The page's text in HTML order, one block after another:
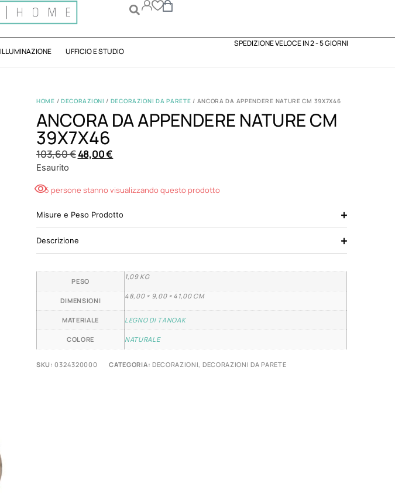
ILLUMINAZIONE UFFICIO E STUDIO
SPEDIZIONE VELOCE IN 2 - 5 GIORNI
HOME / DECORAZIONI / DECORAZIONI DA PARETE / ANCORA DA APPENDERE NATURE CM 39X7X46
ANCORA DA APPENDERE NATURE CM
39X7X46
103,60€48,00€
Esaurito
5 persone stanno visualizzando questo prodotto
Misure e Peso Prodotto
Descrizione
PESO
1,09 KG
DIMENSIONI
48,00 × 9,00 × 41,00 CM
MATERIALE LEGNO DI TANOAK
COLORE NATURALE
SKU:0324320000 CATEGORIA: DECORAZIONI, DECORAZIONI DA PARETE